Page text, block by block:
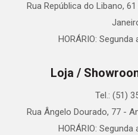
Rua República do Libano,
HORÁRIO: Segunda
Loja /
Tel.: (51)
Rua Ângelo Dourado, 77 -
HORÁRIO: Segunda